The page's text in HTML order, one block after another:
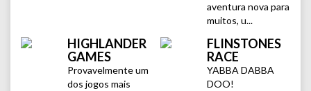
aventura nova para
muitos, u...
HIGHLANDER
GAMES
Provavelmente um
dos jogos mais
FLINSTONES
RACE
YABBA DABBA
DOO!